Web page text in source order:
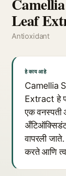
Leaf
Antioxidant
हे काय आहे
Camellia
Extract हे
एक वनस्पती
अँटिऑक्सिडंट
वापरली
करते आणि